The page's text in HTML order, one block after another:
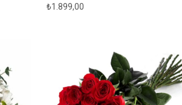
₺1.899,00